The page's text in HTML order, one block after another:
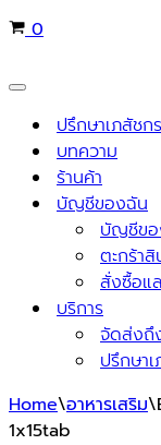
Cart
0
Navigation
Menu ปรึกษาเภสัช
บทความ
ร้านค้า
บัญชีของฉัน
บัญชีข
ตะกร้า
สั่งซื้อแล
บริการ
จัดส่งถึ
ปรึกษา
Home\อาหารเสริม\
1x15tab